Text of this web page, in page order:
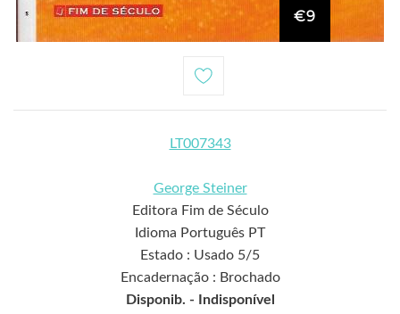
€9
LT007343
George Steiner
Editora Fim de Século
Idioma Português PT
Estado : Usado 5/5
Encadernação : Brochado
Disponib. -
Indisponível